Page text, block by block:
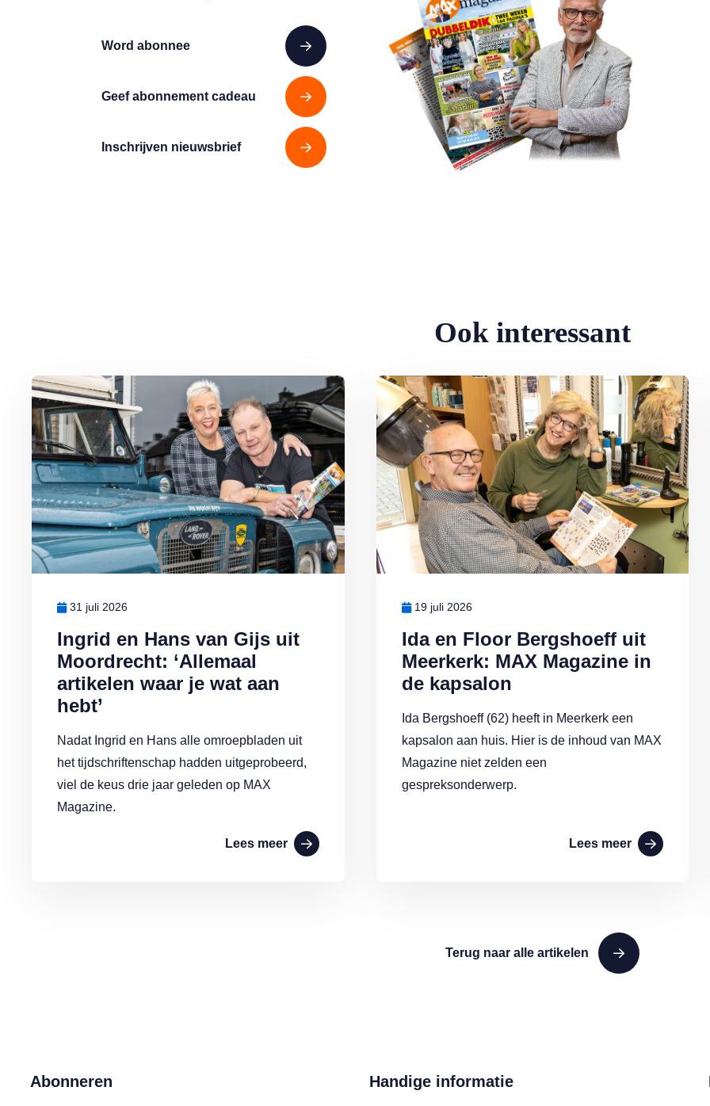
Word abonnee
Geef abonnement cadeau
Inschrijven nieuwsbrief
Ook interessant
Ingrid en Hans van Gijs uit
Moordrecht: ‘Allemaal
artikelen waar je wat aan
hebt’
31 juli 2026
Nadat Ingrid en Hans alle omroepbladen uit
het tijdschriftenschap hadden uitgeprobeerd,
viel de keus drie jaar geleden op MAX
Magazine.
Lees meer
Lees meer over Ingrid en Hans van Gijs uit Moordrecht: ‘Allemaal artikelen waar je wat aan hebt’
Ida en Floor Bergshoeff uit
Meerkerk: MAX Magazine in
de kapsalon
19 juli 2026
Ida Bergshoeff (62) heeft in Meerkerk een
kapsalon aan huis. Hier is de inhoud van MAX
Magazine niet zelden een
gespreksonderwerp.
Lees meer
Lees meer over Ida en Floor Bergshoeff uit Meerkerk: MAX
Terug naar alle artikelen
Abonneren Handige informatie